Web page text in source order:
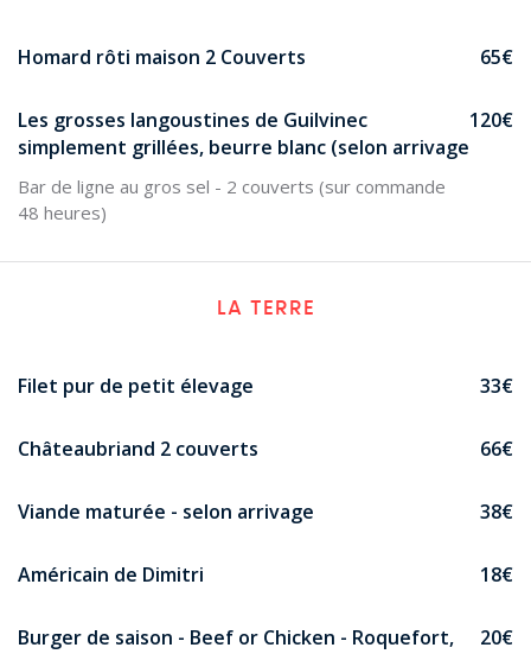
Homard rôti maison 2 Couverts 65€
Les grosses langoustines de Guilvinec
simplement grillées, beurre blanc (selon arrivage
Bar de ligne au gros sel - 2 couverts (sur commande
48 heures)
120€
LA TERRE
Filet pur de petit élevage 33€
Châteaubriand 2 couverts 66€
Viande maturée - selon arrivage 38€
Américain de Dimitri 18€
Burger de saison - Beef or Chicken - Roquefort,
20€